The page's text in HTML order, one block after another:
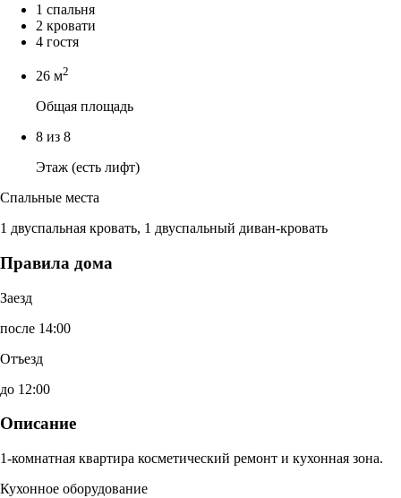
1 спальня
2 кровати
4 гостя
26 м2
Общая площадь
8 из 8
Этаж (есть лифт)
Спальные места
1 двуспальная кровать, 1 двуспальный диван-кровать
Правила дома
Заезд
после 14:00
Отъезд
до 12:00
Описание
1-комнатная квартира косметический ремонт и кухонная зона.
Кухонное оборудование